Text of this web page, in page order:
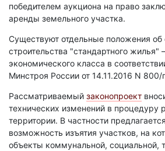
победителем аукциона на право
аренды земельного участка.
Существуют отдельные положения об
строительства "стандартного жилья"
экономического класса в
Минстроя России от 14.11.2016 N 800/
Рассматриваемый законопроект
технических изменений в процедуру
территории. В частности
возможность изъятия участков, на
объекты коммунальной, социальной,